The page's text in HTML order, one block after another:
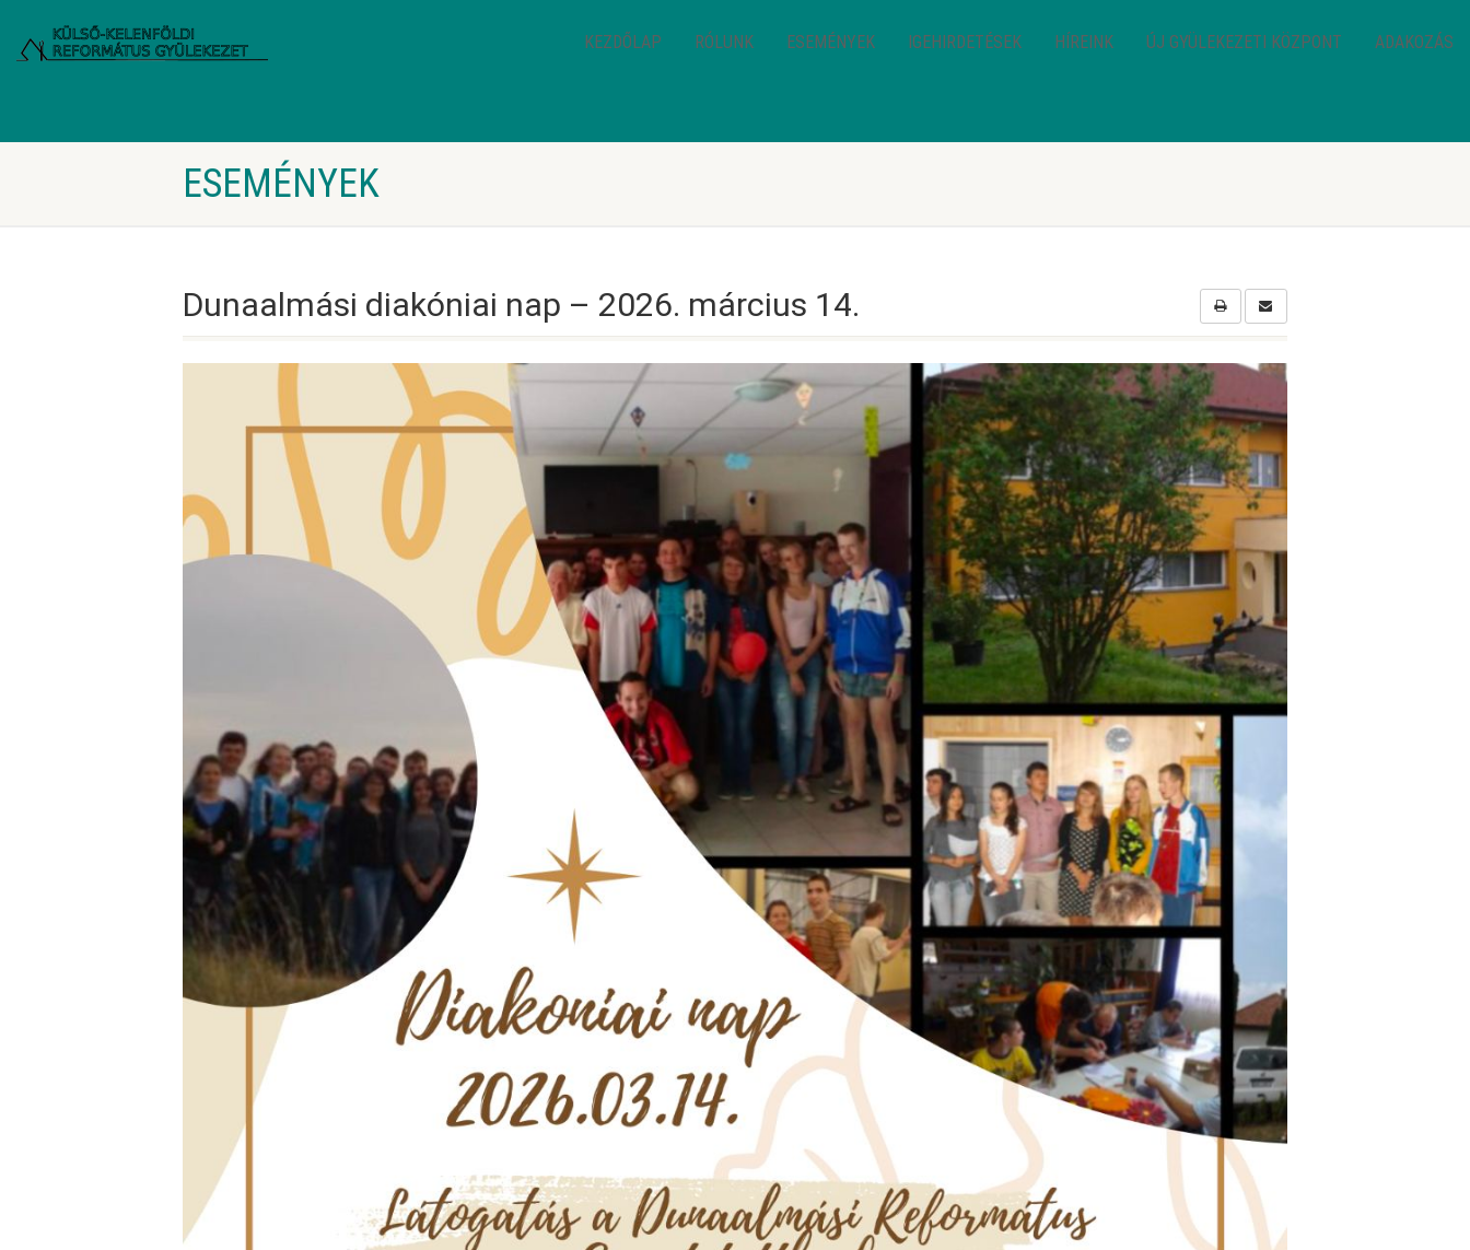
KEZDŐLAP RÓLUNK ESEMÉNYEK IGEHIRDETÉSEK HÍREINK ÚJ GYÜLEKEZETI KÖZPONT ADAKOZÁS
ESEMÉNYEK
Dunaalmási diakóniai nap – 2026. március 14.